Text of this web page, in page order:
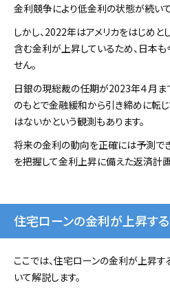
金利競争により低金利の状態が続いて
しかし、2022年はアメリカをはじめ
含む金利が上昇しているため、日本
せん。
日銀の現総裁の任期が2023年４月ま
のもとで金融緩和から引き締めに転
はないかという観測もあります。
将来の金利の動向を正確には予測で
を把握して金利上昇に備えた返済計
住宅ローンの金利が上昇する
ここでは、住宅ローンの金利が上昇
いて解説します。